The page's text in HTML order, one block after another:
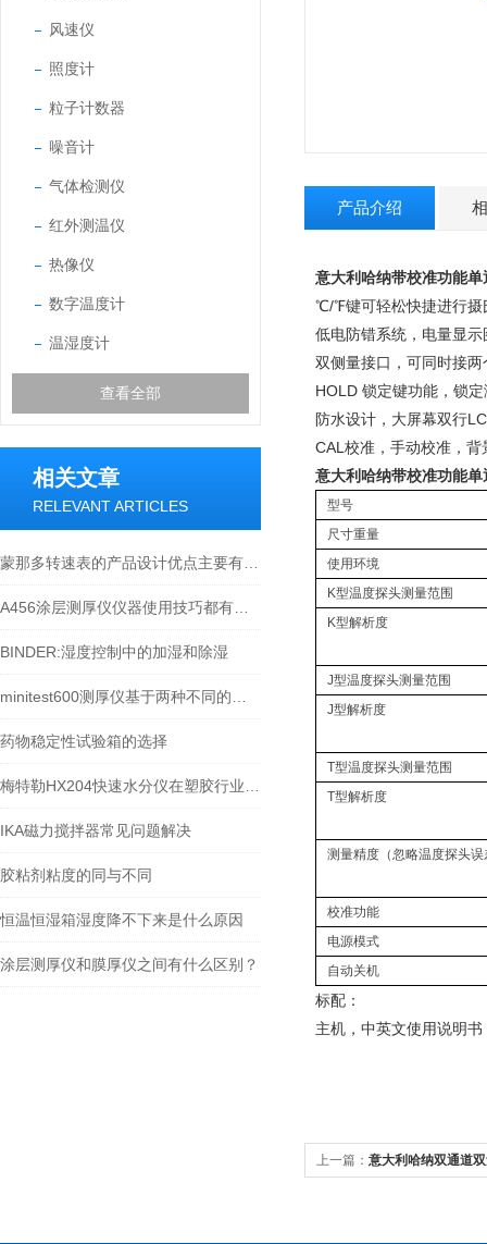
风速仪
照度计
粒子计数器
噪音计
气体检测仪
红外测温仪
热像仪
数字温度计
温湿度计
查看全部
相关文章
RELEVANT ARTICLES
BINDER:湿度控制中的加湿和除湿
药物稳定性试验箱的选择
IKA磁力搅拌器常见问题解决
胶粘剂粘度的同与不同
恒温恒湿箱湿度降不下来是什么原因
涂层测厚仪和膜厚仪之间有什么区别？
产品介绍
意大利哈纳带校准功能
℃/℉键可轻松快捷进行摄
低电防错系统，电量显
双侧量接口，可同时接
HOLD 锁定键功能，锁
防水设计，大屏幕双行
CAL校准，手动校准，背
意大利哈纳带校准功能
型号
尺寸重量
使用环境
K型温度探头测量范围
K型解析度
J型温度探头测量范围
J型解析度
T型温度探头测量范围
T型解析度
测量精度（忽略温度探头误
校准功能
电源模式
自动关机
标配：
主机，中英文使用说明书
上一篇： 意大利哈纳双通道